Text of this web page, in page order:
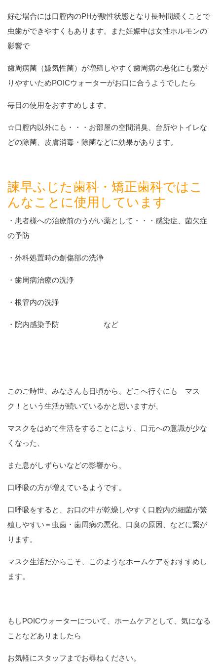
好む場合には口腔内のPHが酸性状態となり長時間続くことで
虫歯ができやすくもあります。また妊娠中は女性ホルモンの
影響で
歯周病菌（嫌気性菌）が増殖しやすく歯周病の悪化にも繋が
りやすいためPOICウォーターがお口に合うようでしたら
毎日の使用をおすすめします。
☆口腔内以外にも・・・お部屋の空間消臭、台所やトイレな
どの除菌、皮膚消毒・除菌などに効果があります。
諫早ふじた歯科・矯正歯科ではこ
んなことに使用しています
・患者様への治療前のうがい薬として・・・感染症、菌欠症
の予防
・外科処置時の創傷部の洗浄
・歯周病治療の洗浄
・根管内の洗浄
・院内感染予防 など
このご時世、みなさんも日頃から、どこへ行くにも マス
ク！という生活が続いているかと思いますが、
マスクをはめて生活をすることにより、口元への意識が少な
くなった、
また息がしずらいなどの影響から、
口呼吸の方が増えているようです。
口呼吸をすると、お口の中が乾燥しやすく口腔内の細菌が繁
殖しやすい＝虫歯・歯周病の悪化、口臭の原因、などに繋が
ります。
マスク生活だからこそ、このようなホームケアをおすすめし
ます。
もしPOICウォーターについて、ホームケアとして、気になる
ことなどありましたら
お気軽にスタッフまでお尋ねください。